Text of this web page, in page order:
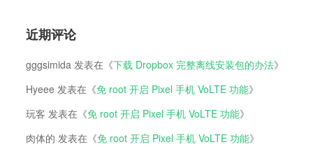
近期评论
gggsimida发表在《下载 Dropbox 完整离线安装包的办法》
Hyeee 发表在《免 root 开启 Pixel 手机 VoLTE 功能》
玩客 发表在《免 root 开启 Pixel 手机 VoLTE 功能》
肉体的 发表在《免 root 开启 Pixel 手机 VoLTE 功能》